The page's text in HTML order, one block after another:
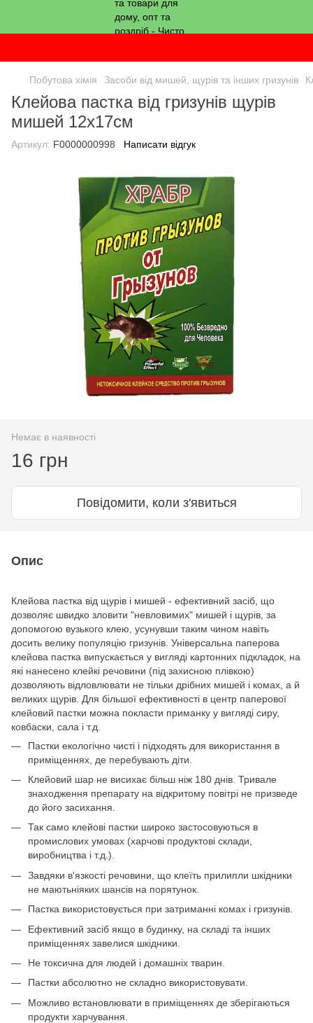
Побутова хімія Засоби від мишей, щурів та інших гризунів
Клейова пастка від гризунів щурів
мишей 12х17см
Артикул: F0000000998 Написати відгук
Немає в наявності
16 грн
Повідомити, коли з'явиться
Опис
Клейова пастка від щурів і мишей - ефективний засіб, що
дозволяє швидко зловити "невловимих" мишей і щурів, за
допомогою вузького клею, усунувши таким чином навіть
досить велику популяцію гризунів. Універсальна паперова
клейова пастка випускається у вигляді картонних підкладок, на
які нанесено клейкі речовини (під захисною плівкою)
дозволяють відловлювати не тільки дрібних мишей і комах, а й
великих щурів. Для більшої ефективності в центр паперової
клейовий пастки можна покласти приманку у вигляді сиру,
ковбаски, сала і т.д.
Пастки екологічно чисті і підходять для використання в
приміщеннях, де перебувають діти.
Клейовий шар не висихає більш ніж 180 днів. Тривале
знаходження препарату на відкритому повітрі не призведе
до його засихання.
Так само клейові пастки широко застосовуються в
промислових умовах (харчові продуктові склади,
виробництва і т.д.).
Завдяки в'язкості речовини, що клеїть прилипли шкідники
не маютьніяких шансів на порятунок.
Пастка використовується при затриманні комах і гризунів.
Ефективний засіб якщо в будинку, на складі та інших
приміщеннях завелися шкідники.
Не токсична для людей і домашніх тварин.
Пастки абсолютно не складно використовувати.
Можливо встановлювати в приміщеннях де зберігаються
продукти харчування.